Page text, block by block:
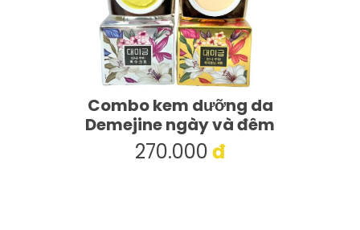
Combo kem dưỡng da
Demejine ngày và đêm
270.000đ